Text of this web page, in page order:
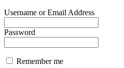
Username or Email Address
Password
Remember me